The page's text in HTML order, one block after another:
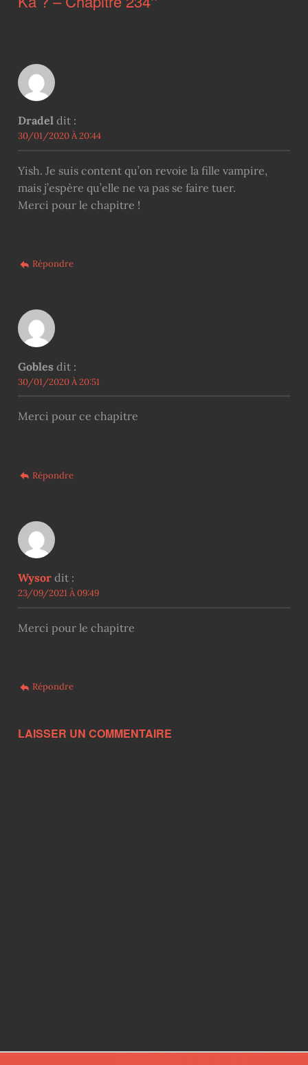
Dradel dit :
30/01/2020 À 20:44
Yish. Je suis content qu’on revoie la fille vampire,
mais j’espère qu’elle ne va pas se faire tuer.
Merci pour le chapitre !
Répondre
Gobles dit :
30/01/2020 À 20:51
Merci pour ce chapitre
Répondre
Wysor dit :
23/09/2021 À 09:49
Merci pour le chapitre
Répondre
LAISSER UN COMMENTAIRE
Post navigation